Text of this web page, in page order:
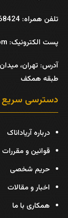
تلفن همراه: 6668424-0992
پست الکترونیک: info{at}ariadanak.com
آدرس:
طبقه همکف
دسترسی سریع
درباره آریاداناک
قوانین و مقررات
حریم شخصی
اخبار و مقالات
همکاری با ما